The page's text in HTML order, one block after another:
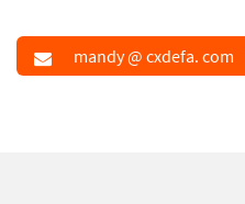
mandy @ cxdefa. com